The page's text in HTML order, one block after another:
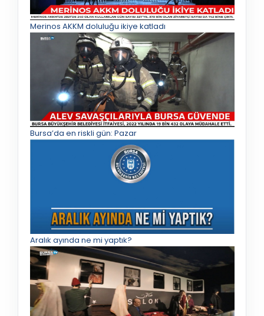
Merinos AKKM doluluğu ikiye katladı
Bursa’da en riskli gün: Pazar
Aralık ayında ne mi yaptık?